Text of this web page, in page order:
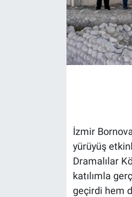
İzmir
yürüyüş
Dramalılar
katılımla
geçirdi hem